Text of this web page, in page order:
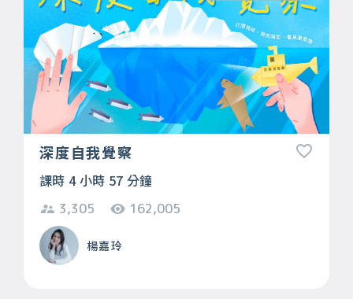
深度自我覺察
課時 4 小時 57 分鐘
3,305 162,005
楊嘉玲